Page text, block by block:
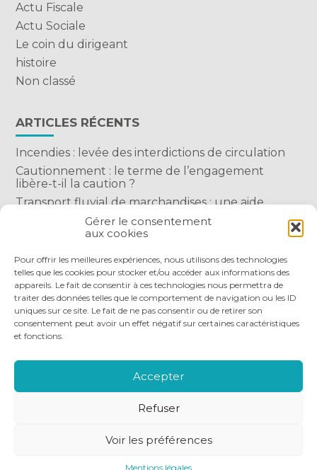
Gérer le consentement
aux cookies
Pour offrir les meilleures expériences, nous utilisons des technologies
telles que les cookies pour stocker et/ou accéder aux informations des
appareils. Le fait de consentir à ces technologies nous permettra de
traiter des données telles que le comportement de navigation ou les ID
uniques sur ce site. Le fait de ne pas consentir ou de retirer son
consentement peut avoir un effet négatif sur certaines caractéristiques
et fonctions.
Accepter
Refuser
Voir les préférences
Mentions légales
Actu Fiscale
Actu Sociale
Le coin du dirigeant
histoire
Non classé
ARTICLES RÉCENTS
Incendies : levée des interdictions de circulation
Cautionnement : le terme de l’engagement
libère-t-il la caution ?
Transport fluvial de marchandises : une aide
financière bienvenue
Succession : les donations du parent renonçant
Principale
NOS OUTILS DIGITAUX
NOUS REJOINDRE
NOUS CONTACTER
MENTIONS LÉGALES
CONCEPTION ET RÉALISATION CLASSE 7